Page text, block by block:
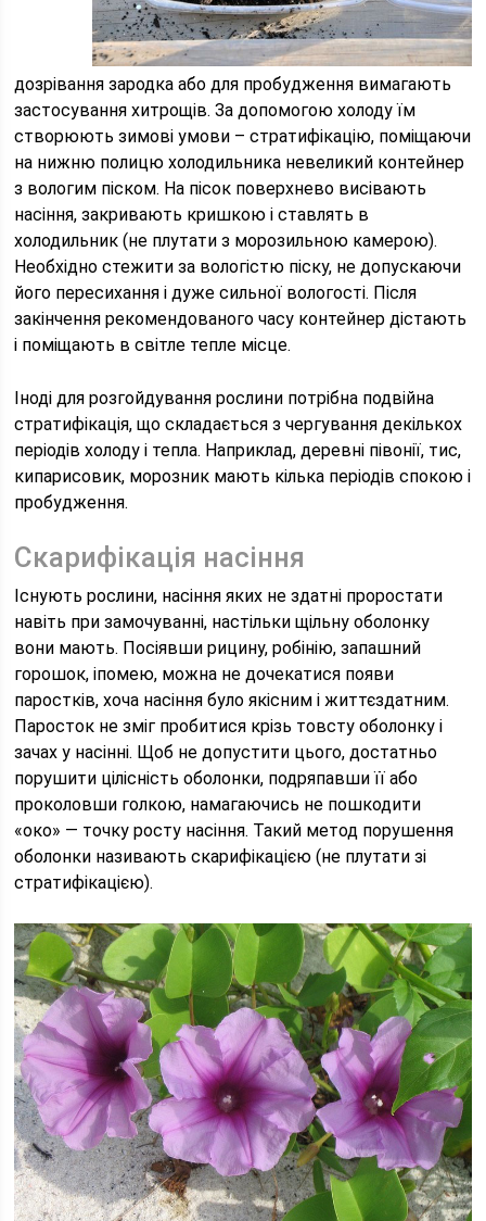
дозрівання зародка або для пробудження вимагають
застосування хитрощів. За допомогою холоду їм
створюють зимові умови – стратифікацію, поміщаючи
на нижню полицю холодильника невеликий контейнер
з вологим піском. На пісок поверхнево висівають
насіння, закривають кришкою і ставлять в
холодильник (не плутати з морозильною камерою).
Необхідно стежити за вологістю піску, не допускаючи
його пересихання і дуже сильної вологості. Після
закінчення рекомендованого часу контейнер дістають
і поміщають в світле тепле місце.
Іноді для розгойдування рослини потрібна подвійна
стратифікація, що складається з чергування декількох
періодів холоду і тепла. Наприклад, деревні півонії, тис,
кипарисовик, морозник мають кілька періодів спокою і
пробудження.
Скарифікація насіння
Існують рослини, насіння яких не здатні проростати
навіть при замочуванні, настільки щільну оболонку
вони мають. Посіявши рицину, робінію, запашний
горошок, іпомею, можна не дочекатися появи
паростків, хоча насіння було якісним і життєздатним.
Паросток не зміг пробитися крізь товсту оболонку і
зачах у насінні. Щоб не допустити цього, достатньо
порушити цілісність оболонки, подряпавши її або
проколовши голкою, намагаючись не пошкодити
«око» — точку росту насіння. Такий метод порушення
оболонки називають скарифікацією (не плутати зі
стратифікацією).